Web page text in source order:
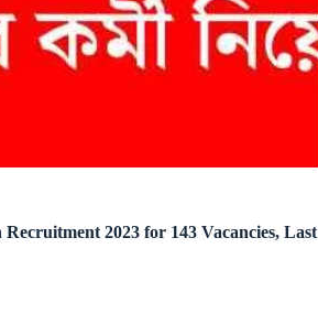
Recruitment 2023 for 143 Vacancies, Last